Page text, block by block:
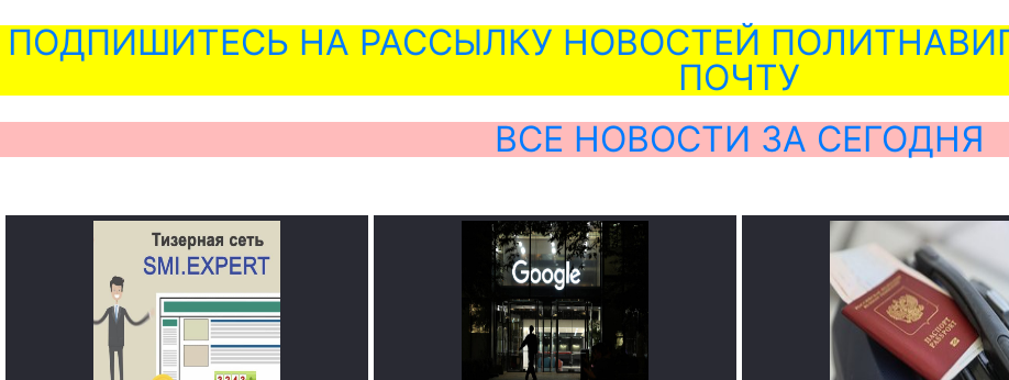
ПОДПИШИТЕСЬ НА РАССЫЛКУ НОВОСТЕЙ
ПОЧТУ
ВСЕ НОВОСТИ ЗА СЕГОДНЯ